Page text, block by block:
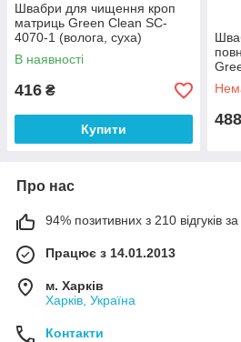
Швабри для чищення кроп
матриць Green Clean SC-
4070-1 (волога, суха)
В наявності
416 ₴
Купити
488
Про нас
94% позитивних з 210 відгуків за
Працює з 14.01.2013
м. Харків
Харків, Україна
Контакти